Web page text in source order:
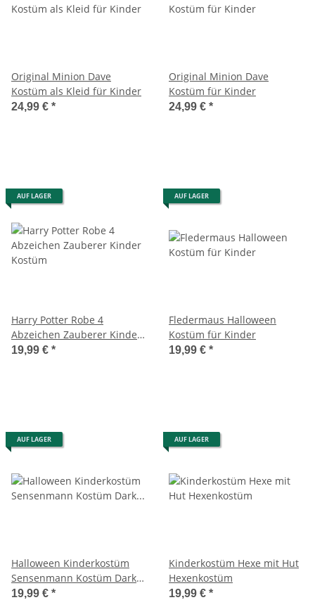
Original Minion Dave
Kostüm als Kleid für Kinder
24,99 € *
Original Minion Dave
Kostüm für Kinder
24,99 € *
AUF LAGER
Harry Potter Robe 4
Abzeichen Zauberer Kinder
Kostüm
19,99 € *
AUF LAGER
Fledermaus Halloween
Kostüm für Kinder
19,99 € *
AUF LAGER
Halloween Kinderkostüm
Sensenmann Kostüm Dark
Shadow Reaper
19,99 € *
AUF LAGER
Kinderkostüm Hexe mit Hut
Hexenkostüm
19,99 € *